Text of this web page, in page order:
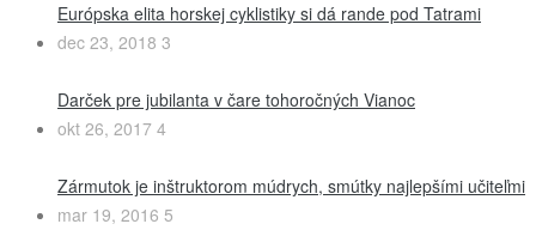
Európska elita horskej cyklistiky si dá rande pod Tatrami
dec 23, 2018 3
Darček pre jubilanta v čare tohoročných Vianoc
okt 26, 2017 4
Zármutok je inštruktorom múdrych, smútky najlepšími učiteľmi
mar 19, 2016 5